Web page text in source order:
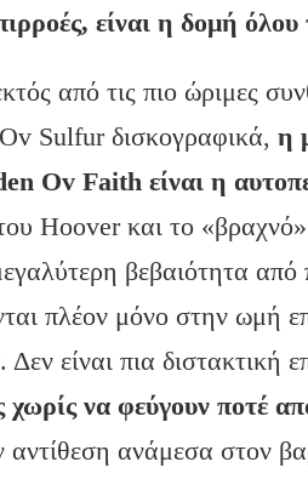
είναι η δομή
από τις πιο ώριμες
Sulfur δισκογραφικά,η
Ov Faith είναι η
Hoover και το
βεβαιότητα από
πλέον μόνο στην ωμή
είναι πια διστακτική
χωρίς να φεύγουν ποτέ
αντίθεση ανάμεσα στον